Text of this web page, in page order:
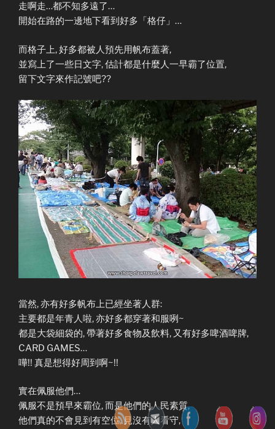
走啊走…都不知多遠了…
開始在路的一邊地下看到好多「格仔」…
而格子上, 好多都被人預先用帆布蓋著,
並寫上了一些日文字, 估計都是什麼人一早霸了位置,
留下文字來作記號吧??
當然, 亦有好多帆布上已經坐著人群:
主要都是年青人啦, 亦好多都穿著和服咧~
都是大袋細袋的, 帶著好多食物及飲料, 又有好多啤酒啤牌,
CARD GAMES…
嘩!! 真是想得好周到啊~!!
實在佩服他們…
佩服不是預早來霸位, 而是他們的人民素質,
他們真的不會見到有空位, 見沒有人看守,